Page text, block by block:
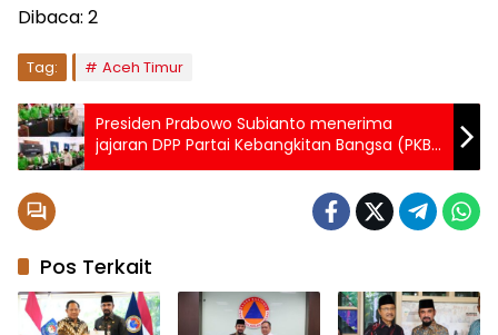
Dibaca: 2
Tag: Aceh Timur
Presiden Prabowo Subianto menerima
jajaran DPP Partai Kebangkitan Bangsa (PKB)
di Istana Merdeka
Pos Terkait